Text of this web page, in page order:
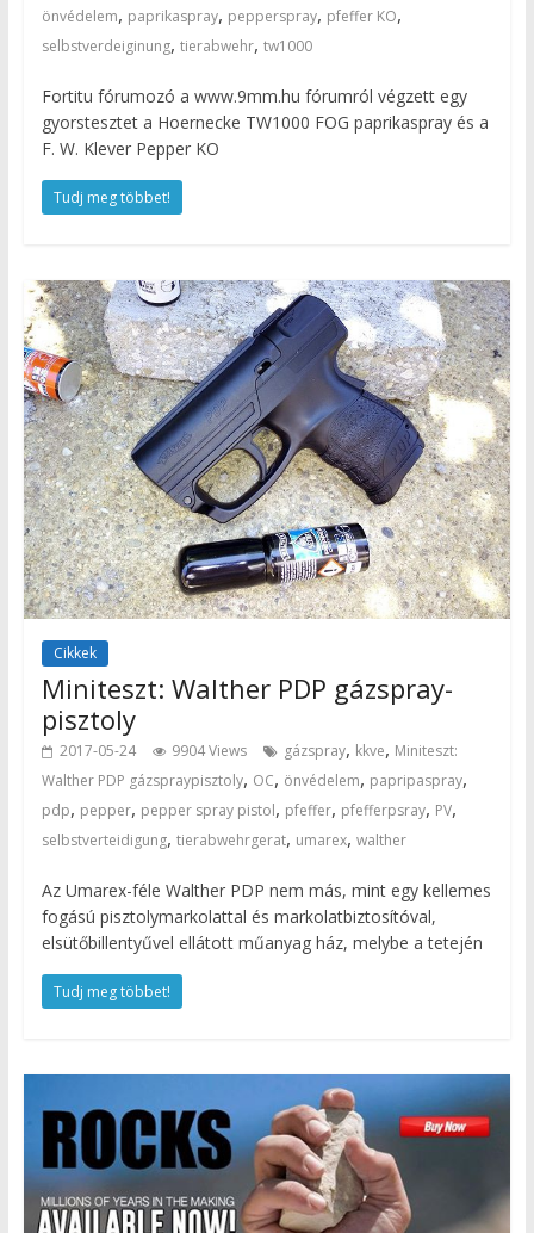
önvédelem, paprikaspray, pepperspray, pfeffer KO,
selbstverdeiginung, tierabwehr, tw1000
Fortitu fórumozó a www.9mm.hu fórumról végzett egy
gyorstesztet a Hoernecke TW1000 FOG paprikaspray és a
F. W. Klever Pepper KO
Tudj meg többet!
Cikkek
Miniteszt: Walther PDP gázspray-
pisztoly
2017-05-24 9904 Views gázspray, kkve, Miniteszt:
Walther PDP gázspraypisztoly, OC, önvédelem, papripaspray,
pdp, pepper, pepper spray pistol, pfeffer, pfefferpsray, PV,
selbstverteidigung, tierabwehrgerat, umarex, walther
Az Umarex-féle Walther PDP nem más, mint egy kellemes
fogású pisztolymarkolattal és markolatbiztosítóval,
elsütőbillentyűvel ellátott műanyag ház, melybe a tetején
Tudj meg többet!